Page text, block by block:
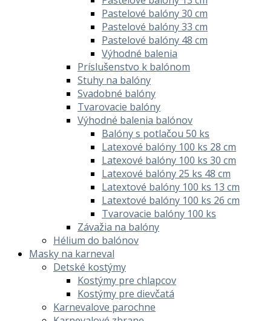
Pastelové balóny 30 cm
Pastelové balóny 33 cm
Pastelové balóny 48 cm
Výhodné balenia
Príslušenstvo k balónom
Stuhy na balóny
Svadobné balóny
Tvarovacie balóny
Výhodné balenia balónov
Balóny s potlačou 50 ks
Latexové balóny 100 ks 28 cm
Latexové balóny 100 ks 30 cm
Latexové balóny 25 ks 48 cm
Latextové balóny 100 ks 13 cm
Latextové balóny 100 ks 26 cm
Tvarovacie balóny 100 ks
Závažia na balóny
Hélium do balónov
Masky na karneval
Detské kostýmy
Kostýmy pre chlapcov
Kostýmy pre dievčatá
Karnevalove parochne